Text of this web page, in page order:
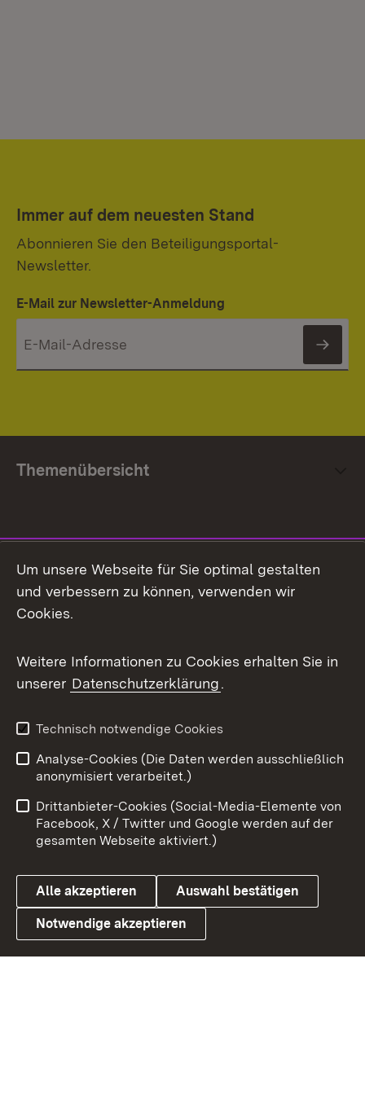
Immer auf dem neuesten Stand
Abonnieren Sie den Beteiligungsportal-
Newsletter.
E-Mail zur Newsletter-Anmeldung
Themenübersicht
Facebook
X / Twitter
Youtube
Link zum Landesportal
Impressum
Kontakt
Barrierefreiheit
Datenschutz
Cookies
Um unsere Webseite für Sie optimal gestalten
und verbessern zu können, verwenden wir
Cookies.
Weitere Informationen zu Cookies erhalten Sie in
unserer Datenschutzerklärung.
Technisch notwendige Cookies
Analyse-Cookies (Die Daten werden ausschließlich
anonymisiert verarbeitet.)
Drittanbieter-Cookies (Social-Media-Elemente von
Facebook, X / Twitter und Google werden auf der
gesamten Webseite aktiviert.)
Alle akzeptieren Auswahl bestätigen
Notwendige akzeptieren